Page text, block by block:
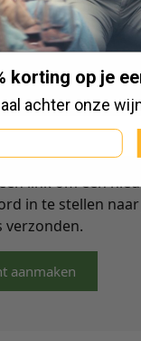
account aan
link om een
in te stellen naar
verzonden.
aanmaken
korting op je
achter onze